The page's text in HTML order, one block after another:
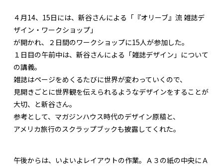
４月14、15日には、新谷さんによる「『オリーブ』流 雑誌デ
ザイン・ワークショップ」
が開かれ、２日間のワークショップに15人が参加した。
１日目の午前中は、新谷さんによる「雑誌デザイン」について
の講義。
雑誌はページをめくるたびに世界が変わっていくので、
見開きごとに世界観を伝えられるようなデザインをすることが
大切、と新谷さん。
参考として、マガジンハウス時代のデザイン原稿と、
アメリカ旅行のスクラップブックも披露してくれた。
午後からは、いよいよレイアウトの作業。Ａ３の紙の中央にＡ